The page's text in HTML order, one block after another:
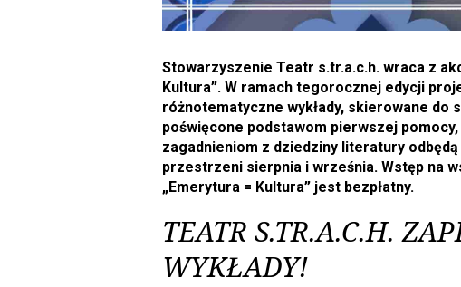
Stowarzyszenie Teatr s.tr.a.c.h. wraca z
Kultura”. W ramach tegorocznej edycji
różnotematyczne wykłady, skierowane do
poświęcone podstawom pierwszej
zagadnieniom z dziedziny literatury
przestrzeni sierpnia i września. Wstęp na
„Emerytura = Kultura” jest bezpłatny.
TEATR S.TR.A.C.H.
WYKŁADY!